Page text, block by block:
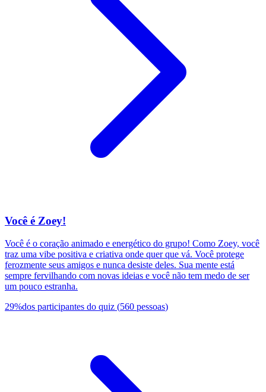
Você é Zoey!
Você é o coração animado e energético do grupo! Como Zoey, você
traz uma vibe positiva e criativa onde quer que vá. Você protege
ferozmente seus amigos e nunca desiste deles. Sua mente está
sempre fervilhando com novas ideias e você não tem medo de ser
um pouco estranha.
29%dos participantes do quiz (560 pessoas)